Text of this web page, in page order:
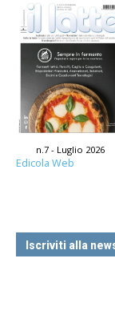
n.7 - Luglio 2026
Edicola Web
Iscriviti alla